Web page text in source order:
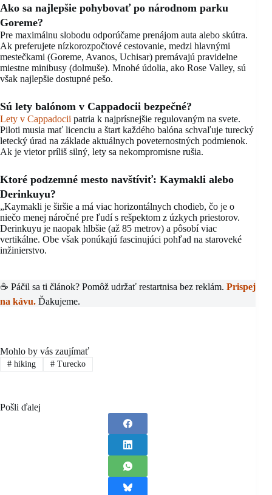
Ako sa najlepšie pohybovať po národnom parku
Goreme?
Pre maximálnu slobodu odporúčame prenájom auta alebo skútra.
Ak preferujete nízkorozpočtové cestovanie, medzi hlavnými
mestečkami (Goreme, Avanos, Uchisar) premávajú pravidelne
miestne minibusy (dolmuše). Mnohé údolia, ako Rose Valley, sú
však najlepšie dostupné pešo.
Sú lety balónom v Cappadocii bezpečné?
Lety v Cappadocii patria k najprísnejšie regulovaným na svete.
Piloti musia mať licenciu a štart každého balóna schvaľuje turecký
letecký úrad na základe aktuálnych poveternostných podmienok.
Ak je vietor príliš silný, lety sa nekompromisne rušia.
Ktoré podzemné mesto navštíviť: Kaymakli alebo
Derinkuyu?
„Kaymakli je širšie a má viac horizontálnych chodieb, čo je o
niečo menej náročné pre ľudí s rešpektom z úzkych priestorov.
Derinkuyu je naopak hlbšie (až 85 metrov) a pôsobí viac
vertikálne. Obe však ponúkajú fascinujúci pohľad na staroveké
inžinierstvo.
☕ Páčil sa ti článok? Pomôž udržať restartnisa bez reklám. Prispej
na kávu. Ďakujeme.
Mohlo by vás zaujímať
#hiking #Turecko
Pošli ďalej